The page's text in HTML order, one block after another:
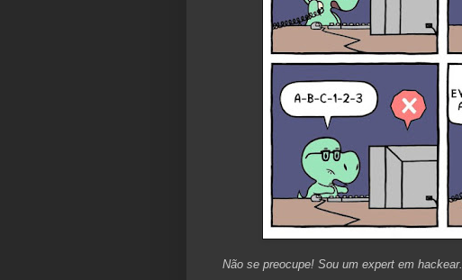
Não se preocupe! Sou um expert em hackear.